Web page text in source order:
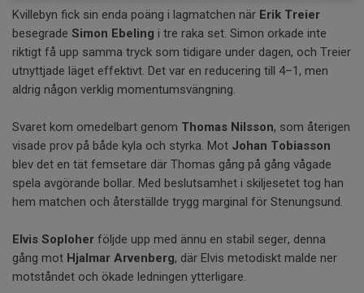
Kvillebyn fick sin enda poäng i lagmatchen när Erik Treier
besegrade Simon Ebeling i tre raka set. Simon orkade inte
riktigt få upp samma tryck som tidigare under dagen, och Treier
utnyttjade läget effektivt. Det var en reducering till 4–1, men
aldrig någon verklig momentumsvängning.
Svaret kom omedelbart genom Thomas Nilsson, som återigen
visade prov på både kyla och styrka. Mot Johan Tobiasson
blev det en tät femsetare där Thomas gång på gång vågade
spela avgörande bollar. Med beslutsamhet i skiljesetet tog han
hem matchen och återställde trygg marginal för Stenungsund.
Elvis Soploher följde upp med ännu en stabil seger, denna
gång mot Hjalmar Arvenberg, där Elvis metodiskt malde ner
motståndet och ökade ledningen ytterligare.